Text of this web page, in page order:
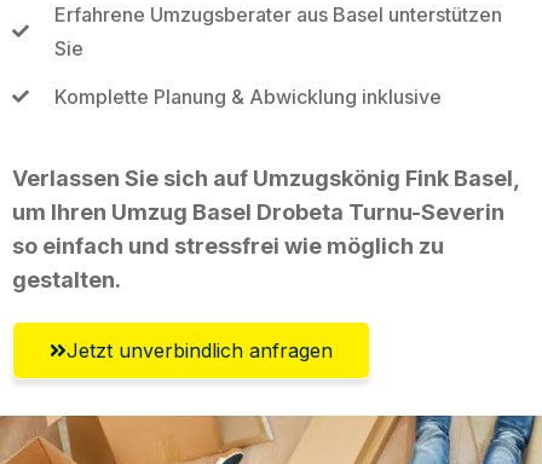
Erfahrene Umzugsberater aus Basel unterstützen
Sie
Komplette Planung & Abwicklung inklusive
Verlassen Sie sich auf Umzugskönig Fink Basel,
um Ihren Umzug Basel Drobeta Turnu-Severin
so einfach und stressfrei wie möglich zu
gestalten.
Jetzt unverbindlich anfragen